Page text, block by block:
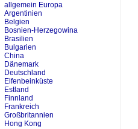
allgemein Europa
Argentinien
Belgien
Bosnien-Herzegowina
Brasilien
Bulgarien
China
Dänemark
Deutschland
Elfenbeinküste
Estland
Finnland
Frankreich
Großbritannien
Hong Kong